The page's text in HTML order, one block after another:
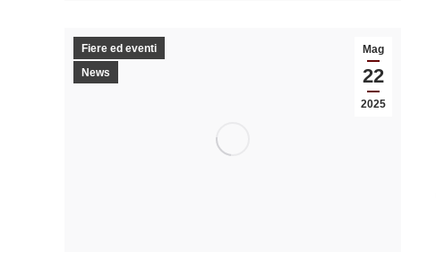
Mag
22
2025
Fiere ed eventi
News